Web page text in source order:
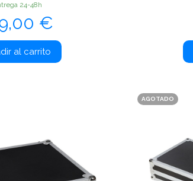
24-48h
€
al carrito
AGOTADO